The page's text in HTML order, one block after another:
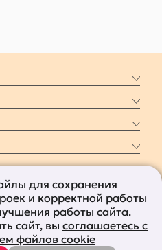
Заказать звонок
для сохранения
и корректной работы
работы сайта.
сайт, вы соглашаетесь с
файлов cookie